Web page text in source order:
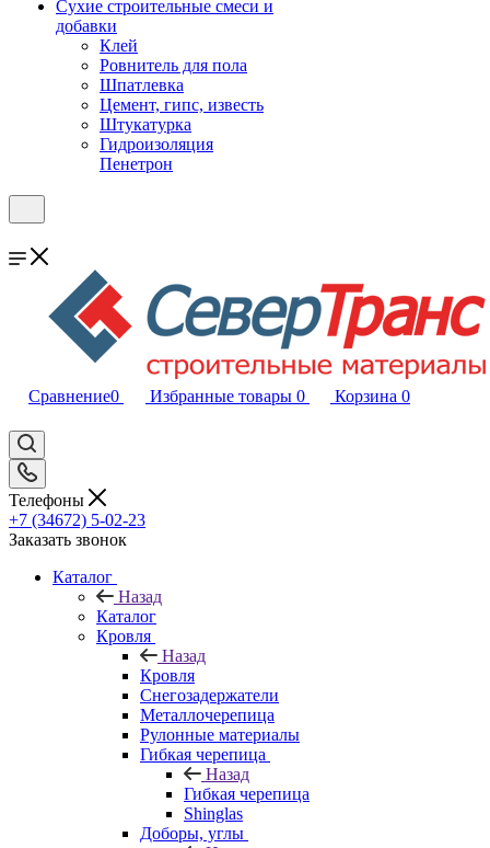
Сухие строительные смеси и
добавки
Клей
Ровнитель для пола
Шпатлевка
Цемент, гипс, известь
Штукатурка
Гидроизоляция
Пенетрон
Сравнение0 Избранные товары 0 Корзина 0
Телефоны
+7 (34672) 5-02-23
Заказать звонок
Каталог
Назад
Каталог
Кровля
Назад
Кровля
Снегозадержатели
Металлочерепица
Рулонные материалы
Гибкая черепица
Назад
Гибкая черепица
Shinglas
Доборы, углы